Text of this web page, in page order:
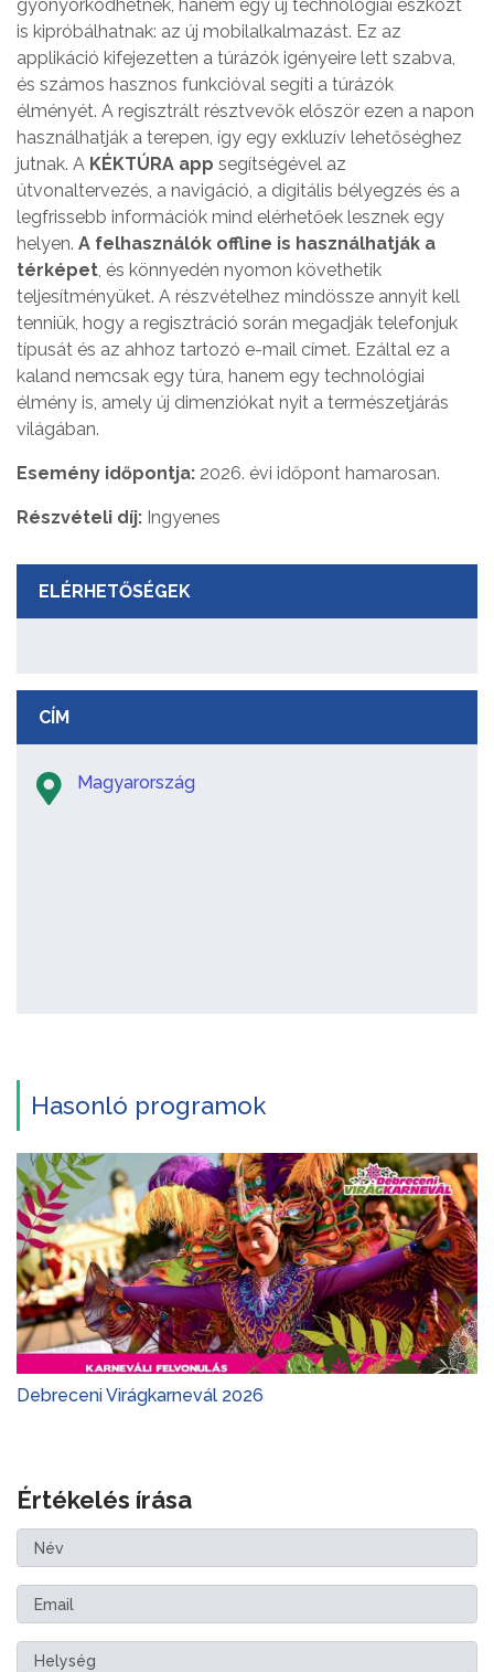
gyönyörködhetnek, hanem egy új technológiai eszközt
is kipróbálhatnak: az új mobilalkalmazást. Ez az
applikáció kifejezetten a túrázók igényeire lett szabva,
és számos hasznos funkcióval segíti a túrázók
élményét. A regisztrált résztvevők először ezen a napon
használhatják a terepen, így egy exkluzív lehetőséghez
jutnak. A KÉKTÚRA app segítségével az
útvonaltervezés, a navigáció, a digitális bélyegzés és a
legfrissebb információk mind elérhetőek lesznek egy
helyen. A felhasználók offline is használhatják a
térképet, és könnyedén nyomon követhetik
teljesítményüket. A részvételhez mindössze annyit kell
tenniük, hogy a regisztráció során megadják telefonjuk
típusát és az ahhoz tartozó e-mail címet. Ezáltal ez a
kaland nemcsak egy túra, hanem egy technológiai
élmény is, amely új dimenziókat nyit a természetjárás
világában.
Esemény időpontja: 2026. évi időpont hamarosan.
Részvételi díj: Ingyenes
ELÉRHETŐSÉGEK
CÍM
Magyarország
Hasonló programok
Debreceni Virágkarnevál 2026
Értékelés írása